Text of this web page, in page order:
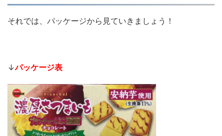
それでは、パッケージから見ていきましょう！
↓パッケージ表